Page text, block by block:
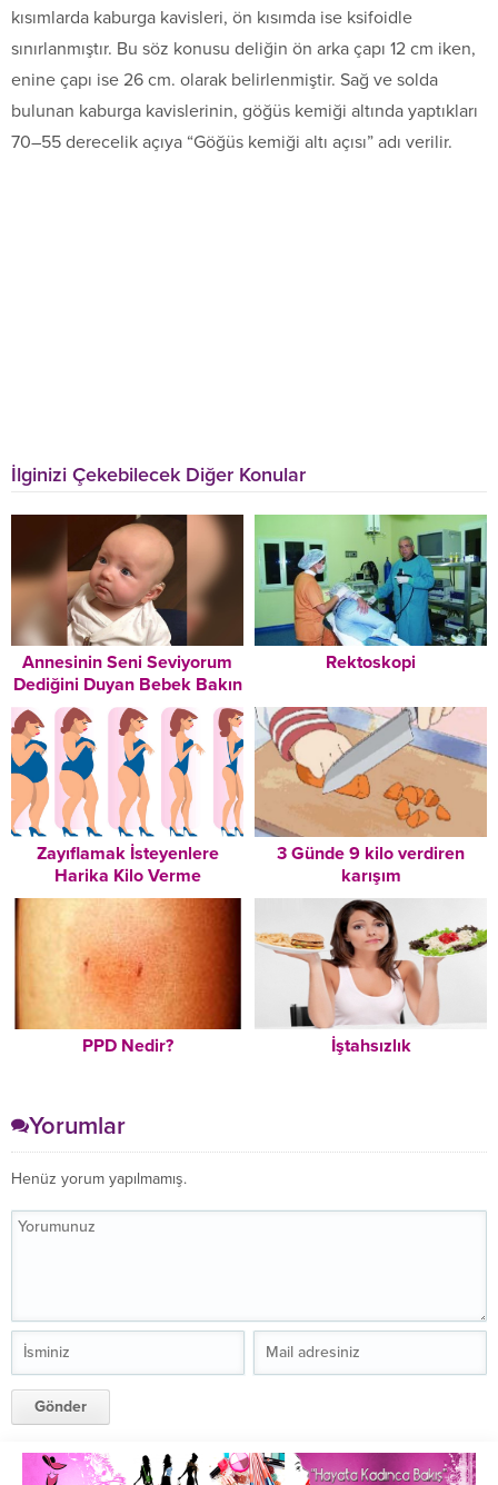
kısımlarda kaburga kavisleri, ön kısımda ise ksifoidle
sınırlanmıştır. Bu söz konusu deliğin ön arka çapı 12 cm iken,
enine çapı ise 26 cm. olarak belirlenmiştir. Sağ ve solda
bulunan kaburga kavislerinin, göğüs kemiği altında yaptıkları
70–55 derecelik açıya “Göğüs kemiği altı açısı” adı verilir.
İlginizi Çekebilecek Diğer Konular
Annesinin Seni Seviyorum
Dediğini Duyan Bebek Bakın
Nasıl Duygulandı
Rektoskopi
Zayıflamak İsteyenlere
Harika Kilo Verme
Tavsiyeleri – Mutlaka
Okuyun!
3 Günde 9 kilo verdiren
karışım
PPD Nedir? İştahsızlık
Yorumlar
Henüz yorum yapılmamış.